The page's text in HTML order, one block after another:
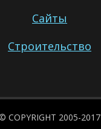
Сайты
Строительство
COPYRIGHT 2005-2017